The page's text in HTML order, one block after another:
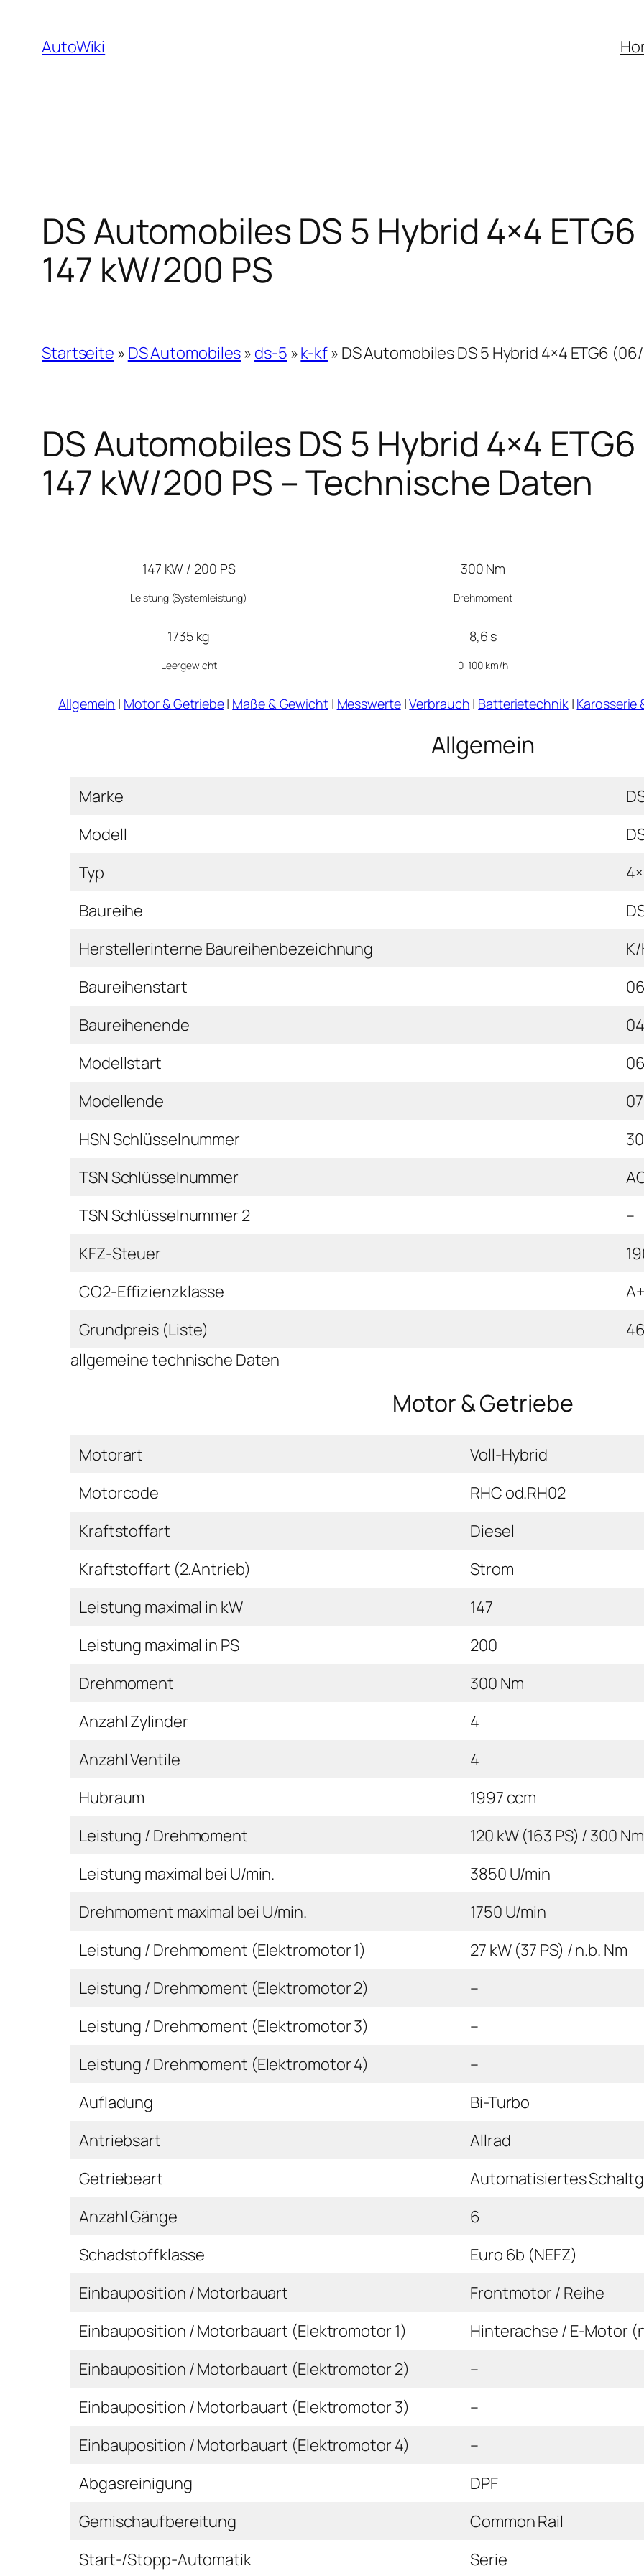
Inhalt
springen
AutoWiki
DS Automobiles DS 5 Hybrid 4×4
147 kW/200 PS
Startseite » DS Automobiles» ds-5 »k-kf» DS Automobiles DS 5 Hybrid 4×4 ETG6
DS Automobiles DS 5 Hybrid 4×4
147 kW/200 PS – Technische Daten
147 KW / 200 PS
Leistung(Systemleistung)
300 Nm
Drehmoment
1735 kg
Leergewicht
8,6 s
0-100 km/h
Allgemein | Motor & Getriebe| Maße & Gewicht| Messwerte|Verbrauch | Batterietechnik | Karosserie
Allgemein
Marke
Modell
Typ
Baureihe
Herstellerinterne Baureihenbezeichnung
Baureihenstart
Baureihenende
Modellstart
Modellende
HSN Schlüsselnummer
TSN Schlüsselnummer
TSN Schlüsselnummer 2
–
KFZ-Steuer
CO2-Effizienzklasse
A+
Grundpreis (Liste)
allgemeine technische Daten
Motor & Getriebe
Motorart
Voll-Hybrid
Motorcode
RHC od.RH02
Kraftstoffart
Diesel
Kraftstoffart (2.Antrieb)
Strom
Leistung maximal in kW
147
Leistung maximal in PS
200
Drehmoment
300 Nm
Anzahl Zylinder
4
Anzahl Ventile
4
Hubraum
1997 ccm
Leistung / Drehmoment
120 kW (163 PS) / 300 Nm
Leistung maximal bei U/min.
3850 U/min
Drehmoment maximal bei U/min.
1750 U/min
Leistung / Drehmoment (Elektromotor 1)
27 kW (37 PS) / n.b. Nm
Leistung / Drehmoment (Elektromotor 2)
–
Leistung / Drehmoment (Elektromotor 3)
–
Leistung / Drehmoment (Elektromotor 4)
–
Aufladung
Bi-Turbo
Antriebsart
Allrad
Getriebeart
Automatisiertes
Anzahl Gänge
6
Schadstoffklasse
Euro 6b (NEFZ)
Einbauposition / Motorbauart
Frontmotor / Reihe
Einbauposition / Motorbauart (Elektromotor 1)
Hinterachse / E-Motor
Einbauposition / Motorbauart (Elektromotor 2)
–
Einbauposition / Motorbauart (Elektromotor 3)
–
Einbauposition / Motorbauart (Elektromotor 4)
–
Abgasreinigung
DPF
Gemischaufbereitung
Common Rail
Start-/Stopp-Automatik
Serie